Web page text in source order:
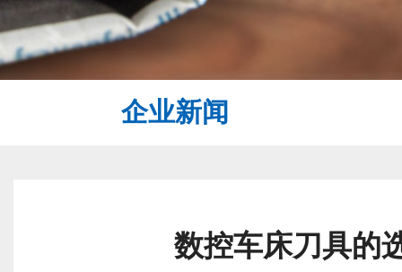
企业新闻
数控车床刀具的